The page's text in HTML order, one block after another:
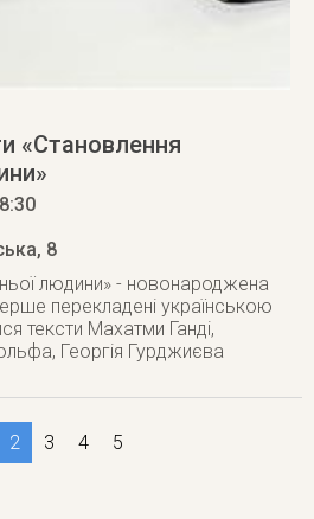
«Становлення
8
людини» - новонароджена
перекладені українською
тексти Махатми Ганді,
Георгія Гурджиєва
2 3 4 5